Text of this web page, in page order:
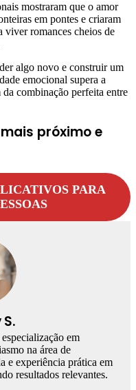
mostraram que o amor
em pontes e criaram
viver romances cheios de
algo novo e construir um
emocional supera a
combinação perfeita entre
próximo e
PARA
em
na área de
e experiência prática em
resultados relevantes.